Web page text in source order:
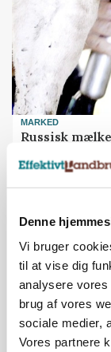
Denne
Vi bruger
til at vise dig
analysere
brug af vores
sociale medier,
Vores partnere
MARKED
Russisk